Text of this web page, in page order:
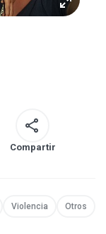
Compartir
Violencia Otros